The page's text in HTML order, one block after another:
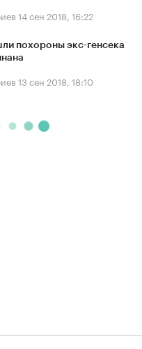
14 сен 2018, 16:22
похороны экс-генсека
13 сен 2018, 18:10